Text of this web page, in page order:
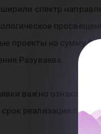
спектр
проекты на сумму
Разуваева.
важно
реализации